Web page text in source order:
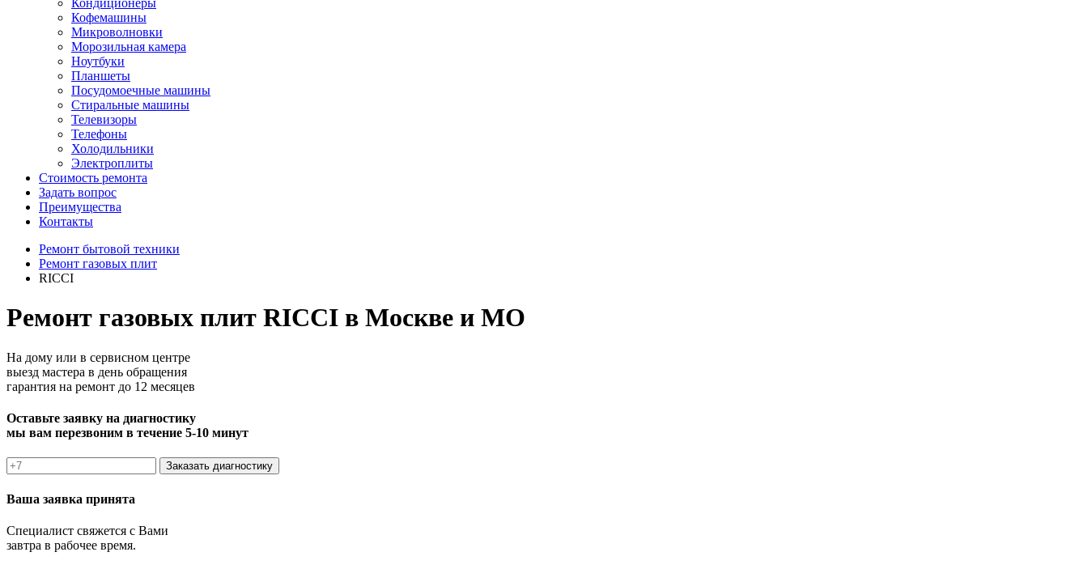
Кондиционеры
Кофемашины
Микроволновки
Морозильная камера
Ноутбуки
Планшеты
Посудомоечные машины
Стиральные машины
Телевизоры
Телефоны
Холодильники
Электроплиты
Стоимость ремонта
Задать вопрос
Преимущества
Контакты
Ремонт бытовой техники
Ремонт газовых плит
RICCI
Ремонт газовых плит RICCI в Москве и МО
На дому или в сервисном центре
выезд мастера в день обращения
гарантия на ремонт до 12 месяцев
Оставьте заявку на диагностику
мы вам перезвоним в течение 5-10 минут
Заказать диагностику
Ваша заявка принята
Специалист свяжется с Вами
завтра в рабочее время.